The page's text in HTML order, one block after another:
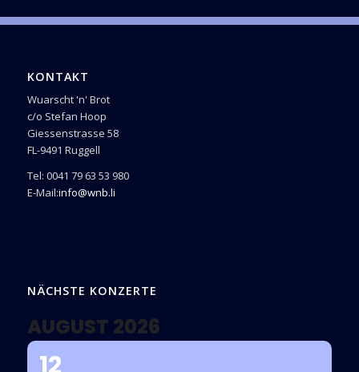
KONTAKT
Wuarscht 'n' Brot
c/o Stefan Hoop
Giessenstrasse 58
FL-9491 Ruggell
Tel: 0041 79 63 53 980
E-Mail:info@wnb.li
NÄCHSTE KONZERTE
AUGUST 2026
12